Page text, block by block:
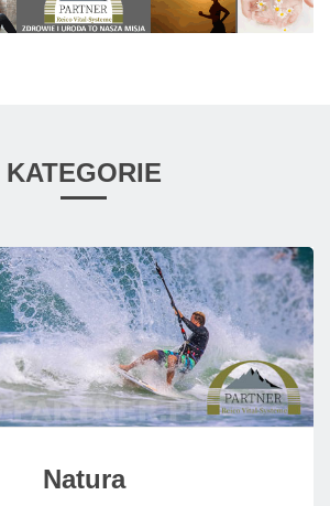
KATEGORIE
Natura